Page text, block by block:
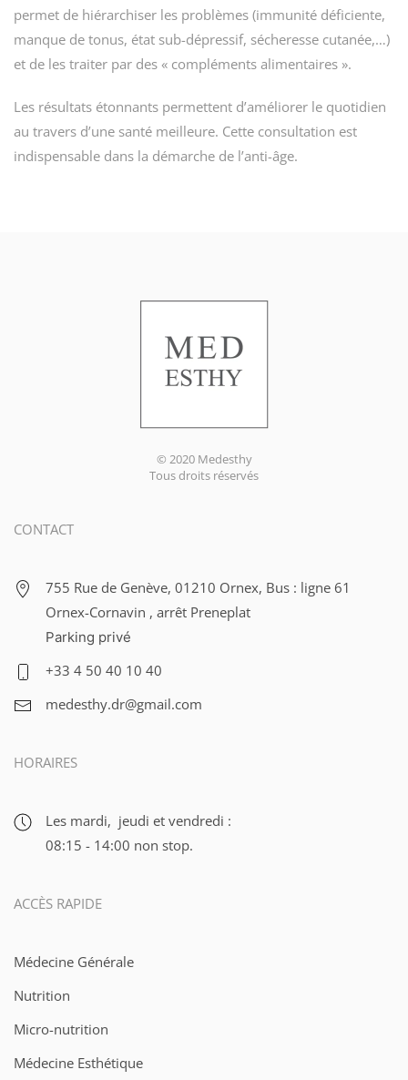
permet de hiérarchiser les problèmes (immunité déficiente,
manque de tonus, état sub-dépressif, sécheresse cutanée,…)
et de les traiter par des « compléments alimentaires ».
Les résultats étonnants permettent d’améliorer le quotidien
au travers d’une santé meilleure. Cette consultation est
indispensable dans la démarche de l’anti-âge.
© 2020 Medesthy
Tous droits réservés
CONTACT
755 Rue de Genève, 01210 Ornex, Bus : ligne 61
Ornex-Cornavin , arrêt Preneplat
Parking privé
+33 4 50 40 10 40
medesthy.dr@gmail.com
HORAIRES
Les mardi, jeudi et vendredi :
08:15 - 14:00 non stop.
ACCÈS RAPIDE
Médecine Générale
Nutrition
Micro-nutrition
Médecine Esthétique